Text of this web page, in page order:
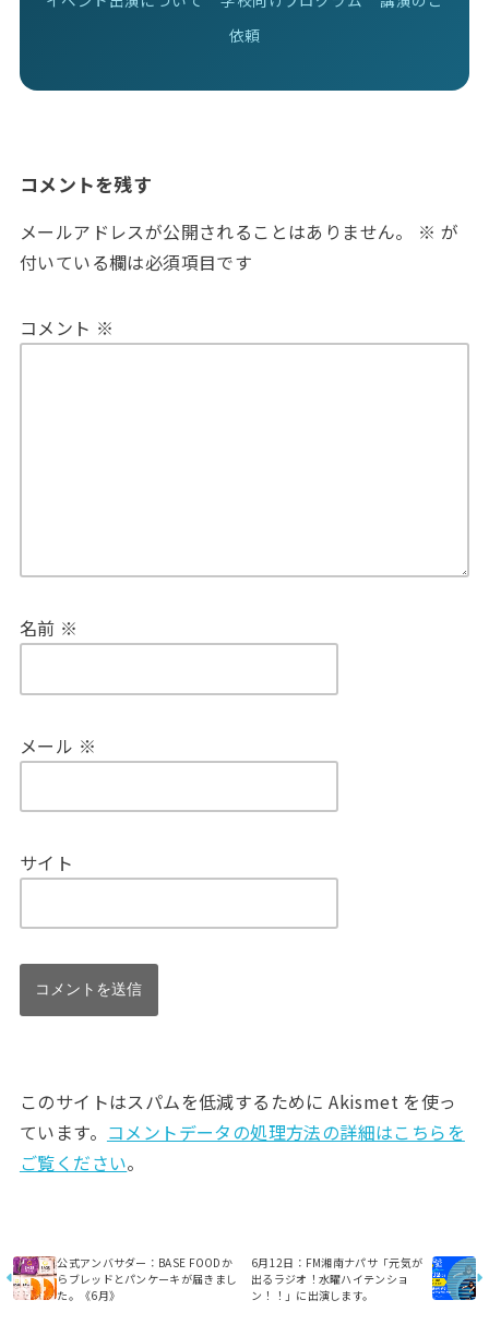
依頼
コメントを残す
メールアドレスが公開されることはありません。 ※ が
付いている欄は必須項目です
コメント ※
名前 ※
メール ※
サイト
このサイトはスパムを低減するために Akismet を使っ
ています。 コメントデータの処理方法の詳細はこちらを
ご覧ください。
公式アンバサダー：BASE FOODか
らブレッドとパンケーキが届きまし
た。《6月》
6月12日：FM湘南ナパサ「元気が
出るラジオ！水曜ハイテンショ
ン！！」に出演します。